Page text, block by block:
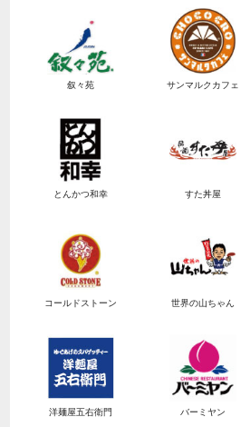
叙々苑 サンマルクカフェ
とんかつ和幸 すた丼屋
コールドストーン 世界の山ちゃん
洋麺屋五右衛門 バーミヤン